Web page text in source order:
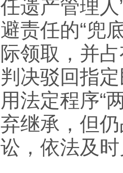
任遗产管理
避责任的“兜
际领取，并
判决驳回指
用法定程序“
弃继承，但
讼，依法及